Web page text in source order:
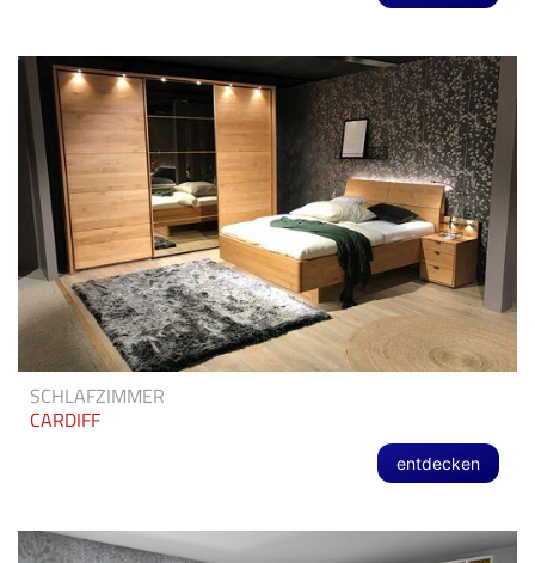
SCHLAFZIMMER
CARDIFF
entdecken